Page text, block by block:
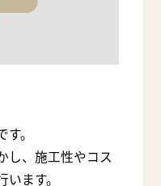
。
し、施工性やコス
ます。